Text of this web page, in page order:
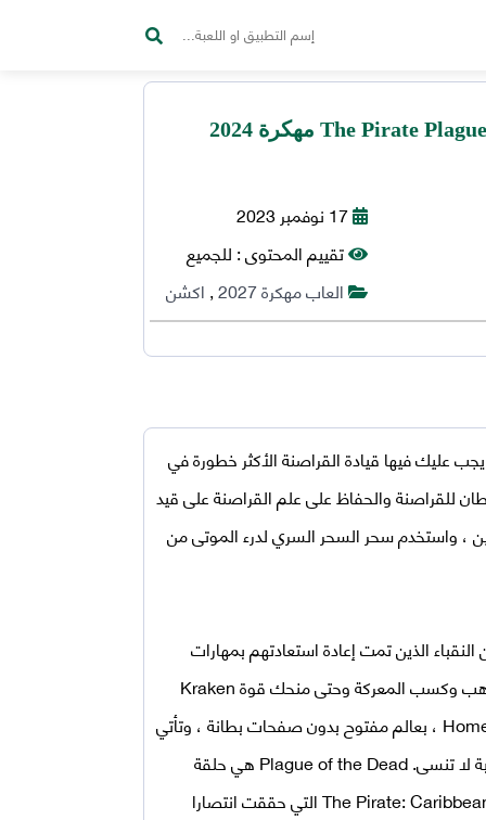
تحميل لعبة The Pirate Plague of the Dead مهكرة 2024
17 نوفمبر 2023
تقييم المحتوى :للجميع
العاب مهكرة 2027
,اكشن
عليك فيها قيادة القراصنة الأكثر خطورة في
للقراصنة والحفاظ على علم القراصنة على قيد
، واستخدم سحر السحر السري لدرء الموتى من
الذين تمت إعادة استعادتهم بمهارات
فريدة من نوعها تعمل على تحسين إحصائيات سفنك وحماية الذهب وكسب المعركة وحتى منحك قوة Kraken
استدعاء! تتميز اللعبة ، وهي منتج من Home Home Games studio ، بعالم مفتوح بدون صفحات بطانة ، وتأتي
مع دورة ليلا ونهارا ونظام طقس ، وتمنح كل لاعب محمول تجربة لا تنسى. Plague of the Dead هي حلقة
جديدة من سلسلة The Pirate ، وهي لعبة رائعة وناجحة The Pirate: Caribbean Hunt التي حققت انتصارا